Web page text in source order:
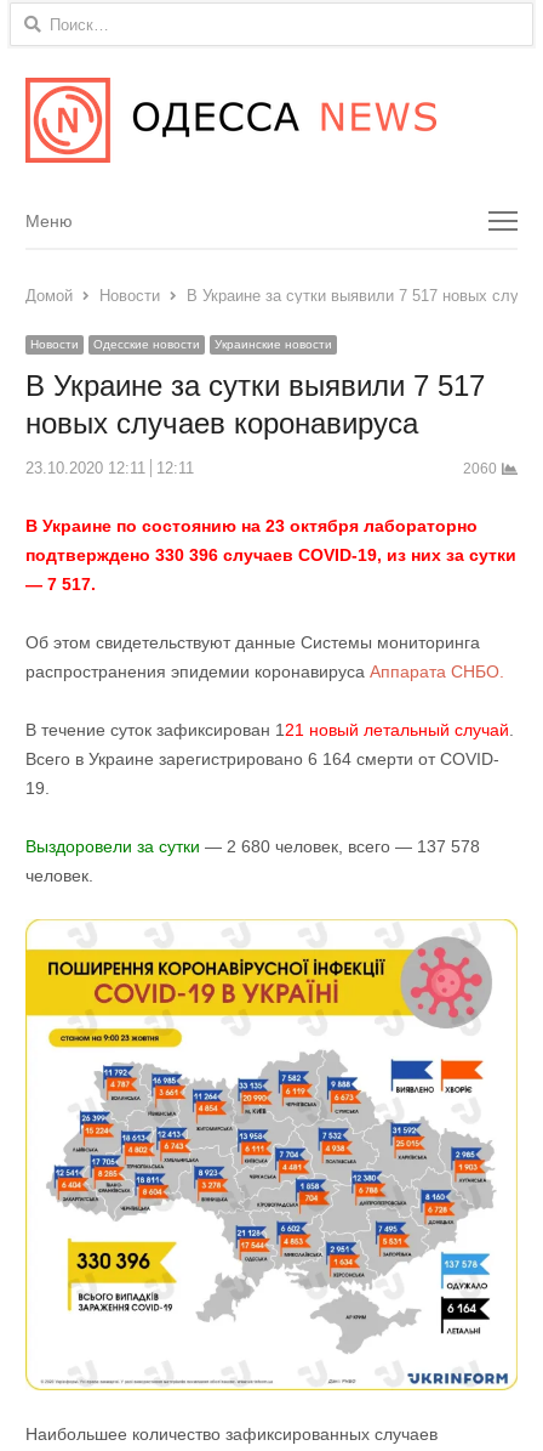
Найти:
Menu
Меню
Домой Новости В Украине за сутки выявили 7 517 новых
Новости Одесские новости Украинские новости
В Украине за сутки выявили 7 517
новых случаев коронавируса
23.10.2020 12:11 12:11 2060
В Украине по состоянию на 23 октября лабораторно
подтверждено 330 396 случаев COVID-19, из них за сутки
— 7 517.
Об этом свидетельствуют данные Системы мониторинга
распространения эпидемии коронавируса Аппарата СНБО.
В течение суток зафиксирован 1 21 новый летальный случай
Всего в Украине зарегистрировано 6 164 смерти от COVID-
19.
Выздоровели за сутки — 2 680 человек, всего — 137 578
человек.
Наибольшее количество зафиксированных случаев